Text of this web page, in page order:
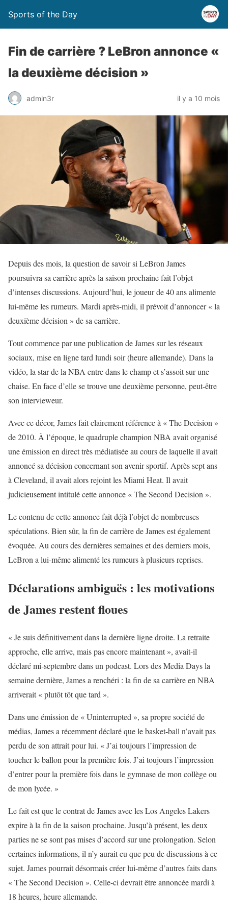
Sports of the Day
Fin de carrière ? LeBron annonce «
la deuxième décision »
admin3r il y a 10 mois
Depuis des mois, la question de savoir si LeBron James
poursuivra sa carrière après la saison prochaine fait l’objet
d’intenses discussions. Aujourd’hui, le joueur de 40 ans alimente
lui-même les rumeurs. Mardi après-midi, il prévoit d’annoncer « la
deuxième décision » de sa carrière.
Tout commence par une publication de James sur les réseaux
sociaux, mise en ligne tard lundi soir (heure allemande). Dans la
vidéo, la star de la NBA entre dans le champ et s’assoit sur une
chaise. En face d’elle se trouve une deuxième personne, peut-être
son intervieweur.
Avec ce décor, James fait clairement référence à « The Decision »
de 2010. À l’époque, le quadruple champion NBA avait organisé
une émission en direct très médiatisée au cours de laquelle il avait
annoncé sa décision concernant son avenir sportif. Après sept ans
à Cleveland, il avait alors rejoint les Miami Heat. Il avait
judicieusement intitulé cette annonce « The Second Decision ».
Le contenu de cette annonce fait déjà l’objet de nombreuses
spéculations. Bien sûr, la fin de carrière de James est également
évoquée. Au cours des dernières semaines et des derniers mois,
LeBron a lui-même alimenté les rumeurs à plusieurs reprises.
Déclarations ambiguës : les motivations
de James restent floues
« Je suis définitivement dans la dernière ligne droite. La retraite
approche, elle arrive, mais pas encore maintenant », avait-il
déclaré mi-septembre dans un podcast. Lors des Media Days la
semaine dernière, James a renchéri : la fin de sa carrière en NBA
arriverait « plutôt tôt que tard ».
Dans une émission de « Uninterrupted », sa propre société de
médias, James a récemment déclaré que le basket-ball n’avait pas
perdu de son attrait pour lui. « J’ai toujours l’impression de
toucher le ballon pour la première fois. J’ai toujours l’impression
d’entrer pour la première fois dans le gymnase de mon collège ou
de mon lycée. »
Le fait est que le contrat de James avec les Los Angeles Lakers
expire à la fin de la saison prochaine. Jusqu’à présent, les deux
parties ne se sont pas mises d’accord sur une prolongation. Selon
certaines informations, il n’y aurait eu que peu de discussions à ce
sujet. James pourrait désormais créer lui-même d’autres faits dans
« The Second Decision ». Celle-ci devrait être annoncée mardi à
18 heures, heure allemande.